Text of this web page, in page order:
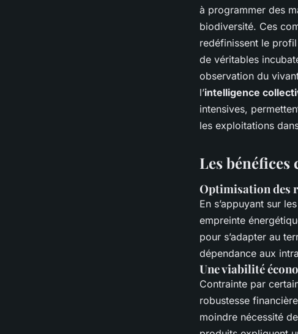
à programmer des
biodiversité. Ces
redéfinissent le
de véritables
observation du
l’intelligence
intensives,
les exploitations
Les
Optimisation des
En s’appuyant sur
empreinte
pour s’adapter au
dépendance aux
Une viabilité
Contrainte par
robustesse
moindre nécessité